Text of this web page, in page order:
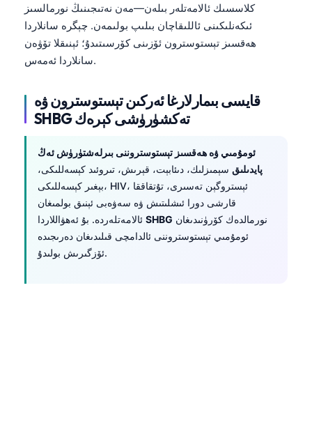
كلاسسىك ئالامەتلەر بىلەن—مەن نەتىجىنىڭ نورمالسىز
ئىكەنلىكىنى ئاللىقاچان بىلىپ بولىمەن. چېگرە سانلاردا
ھەقسىز تېستوسترون ئۆزىنى كۆرسىتىدۇ؛ ئېنىقلا تۆۋەن
سانلاردا ئەمەس.
قايسى بىمارلارغا ئەركىن تېستوسترون ۋە
SHBG تەكشۈرۈشى كېرەك
ئومۇمىي ۋە ھەقسىز تېستوستروننى بىرلەشتۈرۈش ئەڭ
پايدىلىق سېمىزلىك، دىئابېت، قېرىش، تىروئىد كېسەللىكى،
بېغىر كېسەللىكى، HIV، ئېستروگېن تەسىرى، تۇتقاققا
قارشى دورا ئىشلىتىش ۋە سەۋەبى ئېنىق بولمىغان
SHBG
ئومۇمىي تېستوستروننى ئالدامچى قىلىدىغان دەرىجىدە
ئۆزگىرىش بولىدۇ.